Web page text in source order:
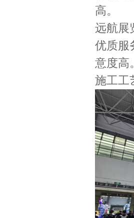
高。
远航
优质服
意度高。
施工工